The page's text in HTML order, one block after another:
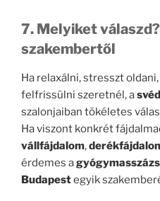
7. Melyiket válaszd?
szakembertől
Ha relaxálni, stresszt
felfrissülni szeretnél, a
szalonjaiban tökéletes
Ha viszont konkrét
vállfájdalom,
érdemes agyógymasszázs
Budapestegyik